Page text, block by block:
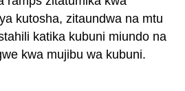
kutosha, zitaundwa na mtu
katika kubuni miundo na
kwa mujibu wa kubuni.